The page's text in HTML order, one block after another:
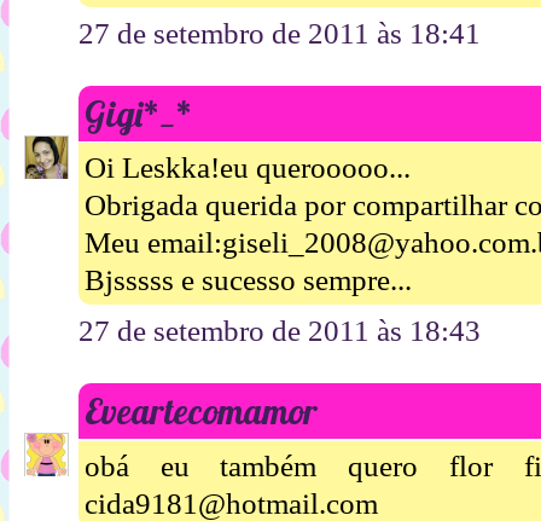
27 de setembro de 2011 às 18:41
Gigi*_*
Oi Leskka!eu querooooo...
Obrigada querida por compartilhar
Meu
Bjsssss e sucesso sempre...
27 de setembro de 2011 às 18:43
Eveartecomamor
obá eu também quero flor
cida9181@hotmail.com